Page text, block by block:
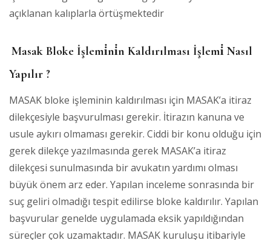
açıklanan kalıplarla örtüşmektedir
Masak Bloke İşlemi̇ni̇n Kaldırılması İşlemi̇ Nasıl
Yapılır ?
MASAK bloke işleminin kaldırılması için MASAK’a itiraz
dilekçesiyle başvurulması gerekir. İtirazın kanuna ve
usule aykırı olmaması gerekir. Ciddi bir konu olduğu için
gerek dilekçe yazılmasında gerek MASAK’a itiraz
dilekçesi sunulmasında bir avukatın yardımı olması
büyük önem arz eder. Yapılan inceleme sonrasında bir
suç geliri olmadığı tespit edilirse bloke kaldırılır. Yapılan
başvurular genelde uygulamada eksik yapıldığından
süreçler çok uzamaktadır. MASAK kuruluşu itibariyle